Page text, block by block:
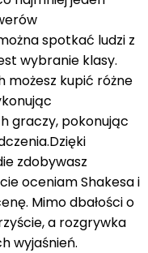
spotkać ludzi z
wybranie klasy.
możesz kupić różne
graczy, pokonując
zdobywasz
oceniam Shakesa i
Mimo dbałości o
a rozgrywka
wyjaśnień.